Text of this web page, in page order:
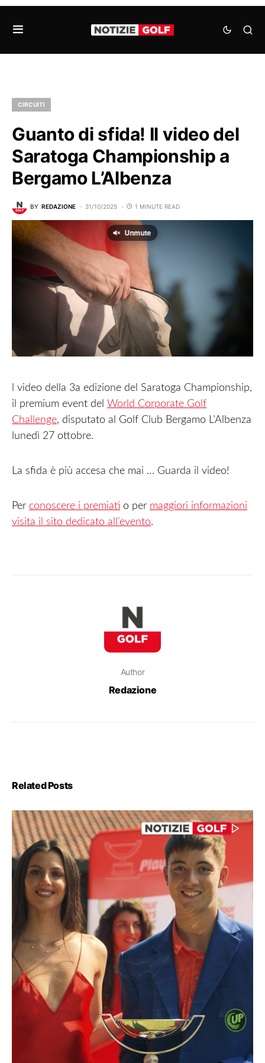
CIRCUITI
Guanto di sfida! Il video del
Saratoga Championship a
Bergamo L’Albenza
BY REDAZIONE 31/10/2025 1 MINUTE READ
l video della 3a edizione del Saratoga Championship,
il premium event del World Corporate Golf
Challenge, disputato al Golf Club Bergamo L’Albenza
lunedì 27 ottobre.
La sfida è più accesa che mai … Guarda il video!
Per conoscere i premiati o per maggiori informazioni
visita il sito dedicato all’evento.
Author
Redazione
Related Posts